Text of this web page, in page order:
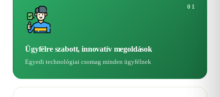
01
Ügyfélre szabott, innovatív megoldások
Egyedi technológiai csomag minden ügyfélnek